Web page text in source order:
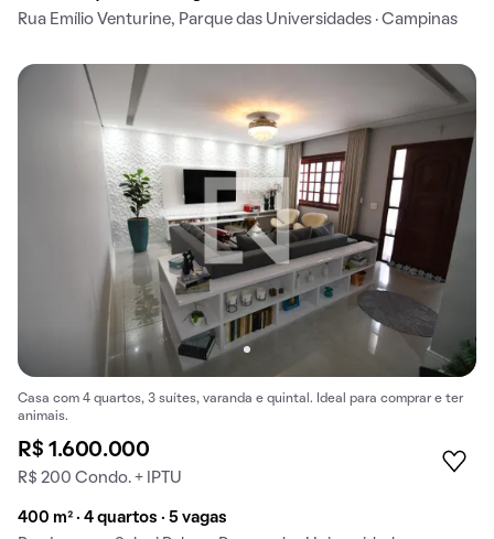
Rua Emílio Venturine, Parque das Universidades · Campinas
Casa com 4 quartos, 3 suítes, varanda e quintal. Ideal para comprar e ter
animais.
R$ 1.600.000
R$ 200 Condo. + IPTU
400 m² · 4 quartos · 5 vagas